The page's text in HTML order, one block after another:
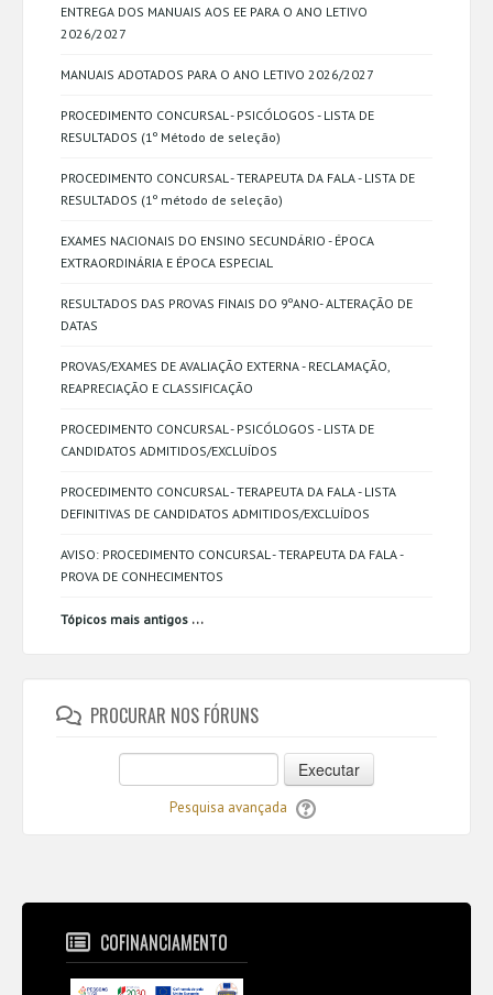
ENTREGA DOS MANUAIS AOS EE PARA O ANO LETIVO
2026/2027
MANUAIS ADOTADOS PARA O ANO LETIVO 2026/2027
PROCEDIMENTO CONCURSAL - PSICÓLOGOS - LISTA DE
RESULTADOS (1º Método de seleção)
PROCEDIMENTO CONCURSAL - TERAPEUTA DA FALA - LISTA DE
RESULTADOS (1º método de seleção)
EXAMES NACIONAIS DO ENSINO SECUNDÁRIO - ÉPOCA
EXTRAORDINÁRIA E ÉPOCA ESPECIAL
RESULTADOS DAS PROVAS FINAIS DO 9ºANO- ALTERAÇÃO DE
DATAS
PROVAS/EXAMES DE AVALIAÇÃO EXTERNA - RECLAMAÇÃO,
REAPRECIAÇÃO E CLASSIFICAÇÃO
PROCEDIMENTO CONCURSAL - PSICÓLOGOS - LISTA DE
CANDIDATOS ADMITIDOS/EXCLUÍDOS
PROCEDIMENTO CONCURSAL - TERAPEUTA DA FALA - LISTA
DEFINITIVAS DE CANDIDATOS ADMITIDOS/EXCLUÍDOS
AVISO: PROCEDIMENTO CONCURSAL - TERAPEUTA DA FALA -
PROVA DE CONHECIMENTOS
Tópicos mais antigos ...
PROCURAR NOS FÓRUNS
Executar
Pesquisa avançada
COFINANCIAMENTO